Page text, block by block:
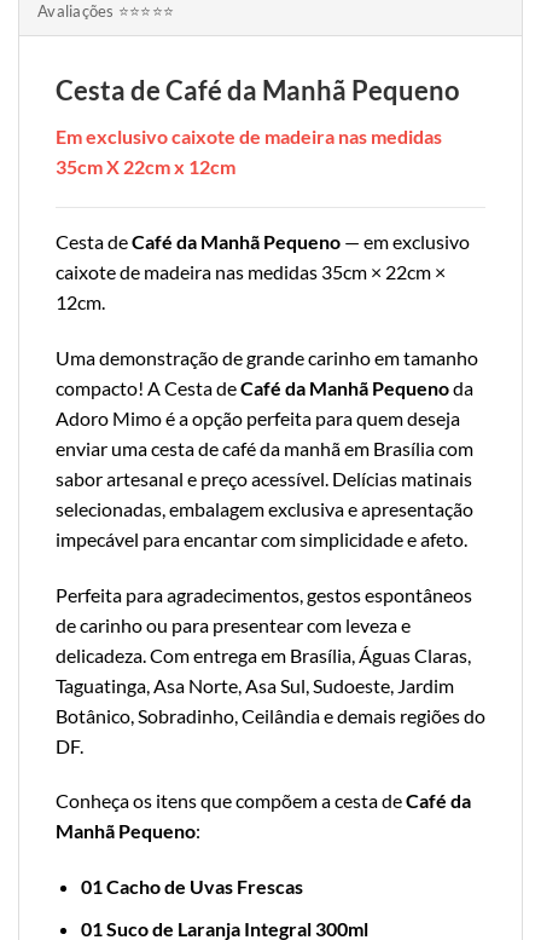
Avaliações ⭐⭐⭐⭐⭐
Cesta de Café da Manhã Pequeno
Em exclusivo caixote de madeira nas medidas
35cm X 22cm x 12cm
Cesta deCafé da Manhã Pequeno — em exclusivo
caixote de madeira nas medidas 35cm × 22cm ×
12cm.
Uma demonstração de grande carinho em tamanho
compacto! A Cesta deCafé da Manhã Pequenoda
Adoro Mimo é a opção perfeita para quem deseja
enviar uma cesta de café da manhã em Brasília com
sabor artesanal e preço acessível. Delícias matinais
selecionadas, embalagem exclusiva e apresentação
impecável para encantar com simplicidade e afeto.
Perfeita para agradecimentos, gestos espontâneos
de carinho ou para presentear com leveza e
delicadeza. Com entrega em Brasília, Águas Claras,
Taguatinga, Asa Norte, Asa Sul, Sudoeste, Jardim
Botânico, Sobradinho, Ceilândia e demais regiões do
DF.
Conheça os itens que compõem a cesta deCafé da
Manhã Pequeno:
01 Cacho de Uvas Frescas
01 Suco de Laranja Integral 300ml